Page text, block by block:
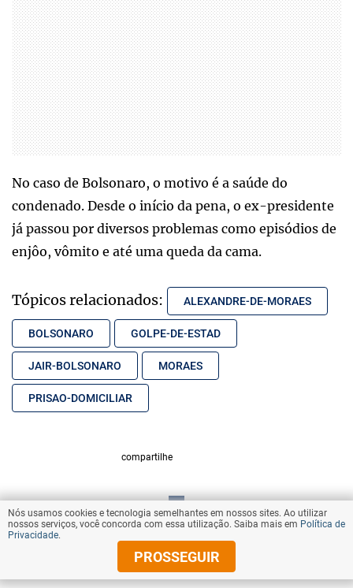
No caso de Bolsonaro, o motivo é a saúde do
condenado. Desde o início da pena, o ex-presidente
já passou por diversos problemas como episódios de
enjôo, vômito e até uma queda da cama.
Tópicos relacionados: ALEXANDRE-DE-MORAES
BOLSONARO GOLPE-DE-ESTAD
JAIR-BOLSONARO MORAES
PRISAO-DOMICILIAR
compartilhe
VOLTAR AO TOPO
© Copyright 2026 Diários Associados
Nós usamos cookies e tecnologia semelhantes em nossos sites. Ao utilizar
nossos serviços, você concorda com essa utilização. Saiba mais em Política de
Privacidade.
PROSSEGUIR